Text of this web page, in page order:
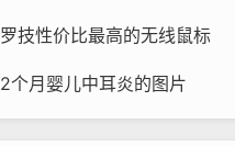
罗技性价比最高的无线鼠标
2个月婴儿中耳炎的图片